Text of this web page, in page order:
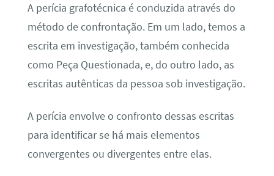
A perícia grafotécnica é conduzida através do
método de confrontação. Em um lado, temos a
escrita em investigação, também conhecida
como Peça Questionada, e, do outro lado, as
escritas autênticas da pessoa sob investigação.
A perícia envolve o confronto dessas escritas
para identificar se há mais elementos
convergentes ou divergentes entre elas.